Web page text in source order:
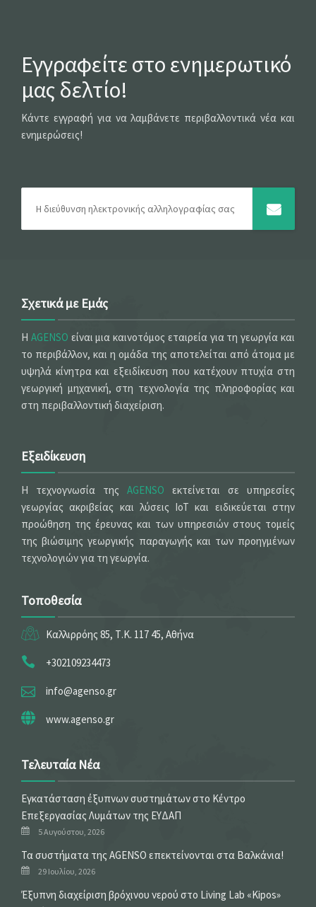
Εγγραφείτε στο ενημερωτικό
μας δελτίο!
Κάντε εγγραφή για να λαμβάνετε περιβαλλοντικά νέα και
ενημερώσεις!
Σχετικά με Εμάς
Η AGENSO είναι μια καινοτόμος εταιρεία για τη γεωργία και
το περιβάλλον, και η ομάδα της αποτελείται από άτομα με
υψηλά κίνητρα και εξειδίκευση που κατέχουν πτυχία στη
γεωργική μηχανική, στη τεχνολογία της πληροφορίας και
στη περιβαλλοντική διαχείριση.
Εξειδίκευση
Η τεχνογνωσία της AGENSO εκτείνεται σε υπηρεσίες
γεωργίας ακριβείας και λύσεις IoT και ειδικεύεται στην
προώθηση της έρευνας και των υπηρεσιών στους τομείς
της βιώσιμης γεωργικής παραγωγής και των προηγμένων
τεχνολογιών για τη γεωργία.
Τοποθεσία
Καλλιρρόης 85, Τ.Κ. 117 45, Αθήνα
+302109234473
info@agenso.gr
www.agenso.gr
Τελευταία Νέα
Εγκατάσταση έξυπνων συστημάτων στο Κέντρο
Επεξεργασίας Λυμάτων της ΕΥΔΑΠ
5 Αυγούστου, 2026
Τα συστήματα της AGENSO επεκτείνονται στα Βαλκάνια!
29 Ιουλίου, 2026
Έξυπνη διαχείριση βρόχινου νερού στο Living Lab «Kipos»